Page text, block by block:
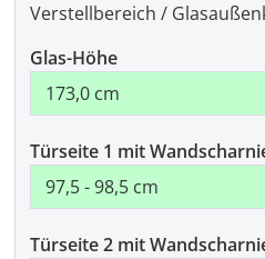
Verstellbereich /
Glas-Höhe
Türseite 1 mit
Türseite 2 mit